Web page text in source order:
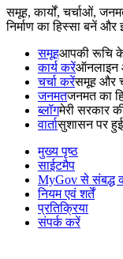
समूह, कार्यों, चर्चाओं,
निर्माण का हिस्सा बनें
समूहआपकी रूचि
कार्य करेंऑनलाइन
चर्चा करेंसमूह और
जनमतजनमत का
ब्लॉगमेरी सरकार
वार्तासुशासन पर हुई
मुख्य पृष्ठ
साईटमैप
MyGov से संबद्ध
नियम एवं शर्तें
प्रतिक्रिया
संपर्क करें